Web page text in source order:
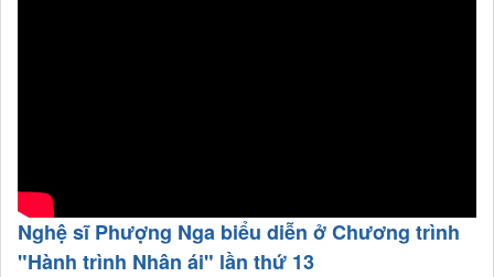
Nghệ sĩ Phượng Nga biểu diễn ở Chương trình
"Hành trình Nhân ái" lần thứ 13